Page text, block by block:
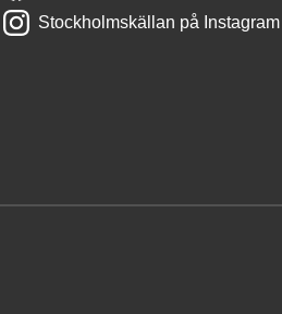
Stockholmskällan på Instagram